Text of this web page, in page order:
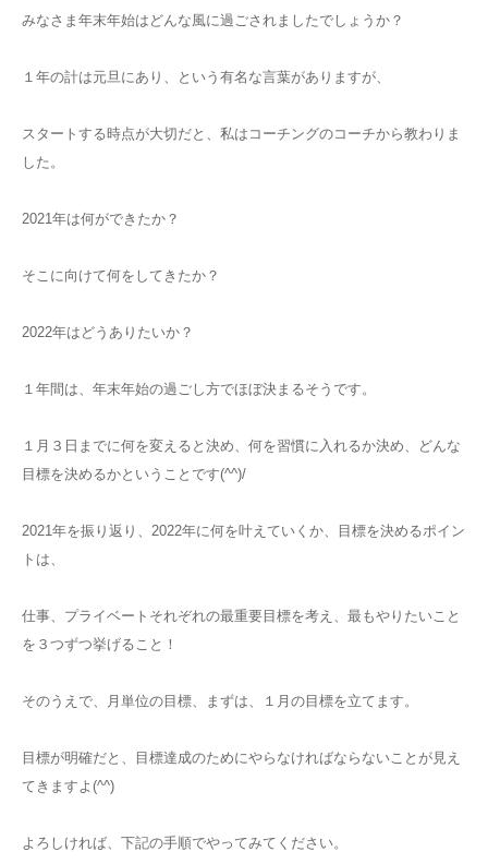
みなさま年末年始はどんな風に過ごされましたでしょうか？
１年の計は元旦にあり、という有名な言葉がありますが、
スタートする時点が大切だと、私はコーチングのコーチから教わりま
した。
2021年は何ができたか？
そこに向けて何をしてきたか？
2022年はどうありたいか？
１年間は、年末年始の過ごし方でほぼ決まるそうです。
１月３日までに何を変えると決め、何を習慣に入れるか決め、どんな
目標を決めるかということです(^^)/
2021年を振り返り、2022年に何を叶えていくか、目標を決めるポイン
トは、
仕事、プライベートそれぞれの最重要目標を考え、最もやりたいこと
を３つずつ挙げること！
そのうえで、月単位の目標、まずは、１月の目標を立てます。
目標が明確だと、目標達成のためにやらなければならないことが見え
てきますよ(^^)
よろしければ、下記の手順でやってみてください。